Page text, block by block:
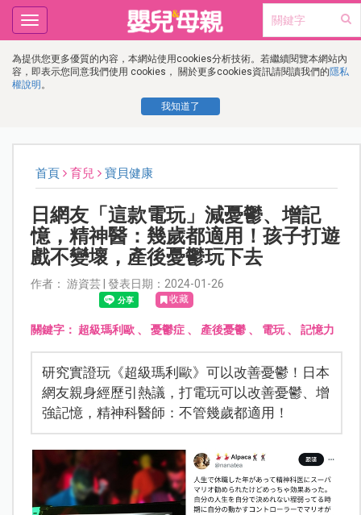
為提供您更多優質的內容，本網站使用cookies分析技術。若繼續閱覽本網站內
容，即表示您同意我們使用 cookies， 關於更多cookies資訊請閱讀我們的隱私
權說明 。
我知道了
Toggle
navigation
首頁 育兒 寶貝健康
日網友「這款電玩」減憂鬱、增記
憶，精神醫：幾歲都適用！孩子打遊
戲不變壞，產後憂鬱玩下去
作者： 游資芸 | 發表日期：2024-01-26
收藏
關鍵字： 超級瑪利歐、 憂鬱症、 產後憂鬱、 電玩、 記憶力
研究實證玩《超級瑪利歐》可以改善憂鬱！日本
網友親身經歷引熱議，打電玩可以改善憂鬱、增
強記憶，精神科醫師：不管幾歲都適用！